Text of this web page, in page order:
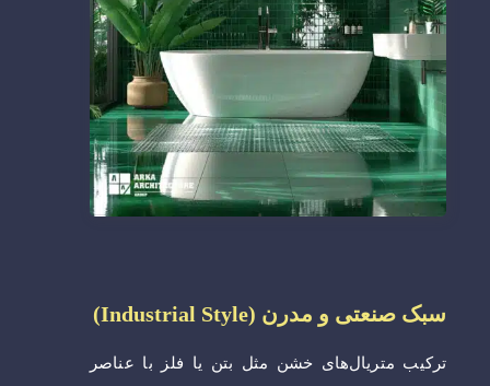
سبک صنعتی و مدرن (Industrial Style)
ترکیب متریال‌های خشن مثل بتن یا فلز با عناصر